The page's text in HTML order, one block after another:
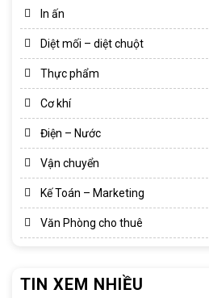
In ấn
Diệt mối – diệt chuột
Thực phẩm
Cơ khí
Điện – Nước
Vận chuyển
Kế Toán – Marketing
Văn Phòng cho thuê
TIN XEM NHIỀU